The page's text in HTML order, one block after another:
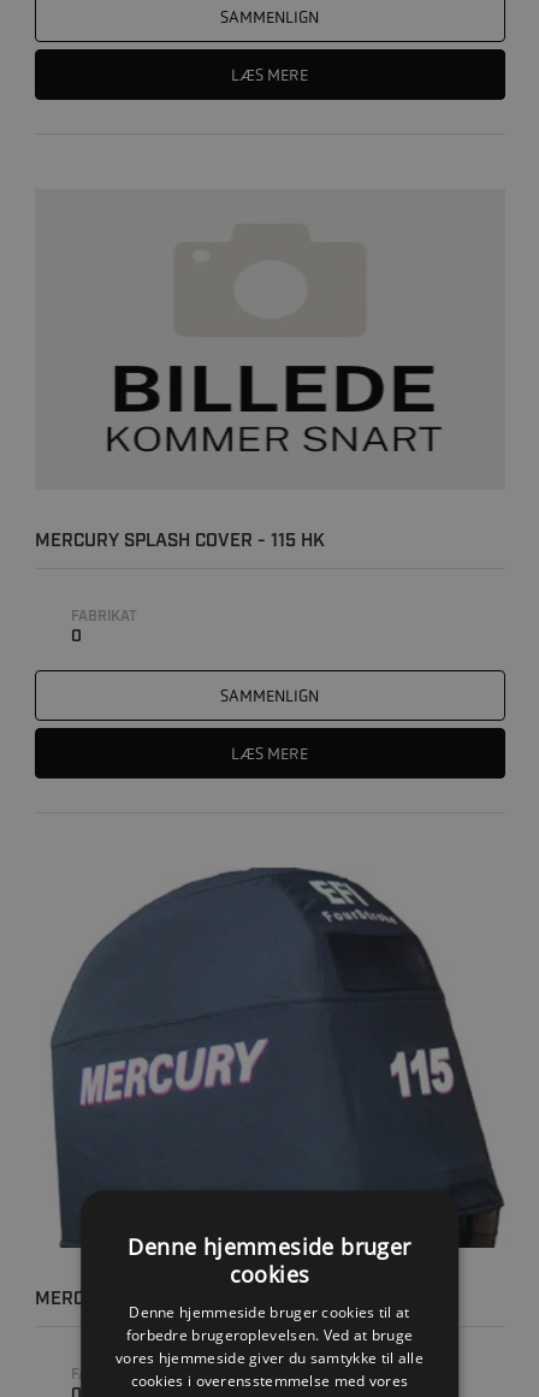
SAMMENLIGN
LÆS MERE
MERCURY SPLASH COVER - 115 HK
FABRIKAT
0
SAMMENLIGN
LÆS MERE
MERCURY SPLASH COVER - 115 HK
FABRIKAT
Denne hjemmeside bruger
cookies
Denne hjemmeside bruger cookies til at
forbedre brugeroplevelsen. Ved at bruge
vores hjemmeside giver du samtykke til alle
cookies i overensstemmelse med vores